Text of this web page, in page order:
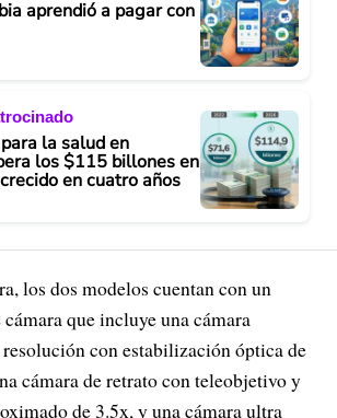
aprendió a pagar con
la salud en
los $115 billones en
en cuatro años
los dos modelos cuentan con un
que incluye una cámara
con estabilización óptica de
cámara de retrato con teleobjetivo y
de 3.5x, y una cámara ultra